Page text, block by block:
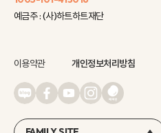
예금주 : (사)하트하트재단
이용약관 개인정보처리방침